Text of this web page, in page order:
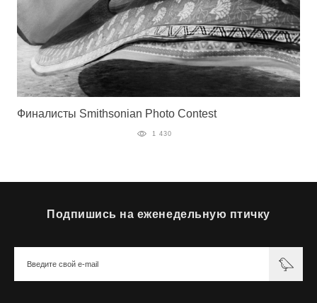
Финалисты Smithsonian Photo Contest
1 430
Подпишись на еженедельную птичку